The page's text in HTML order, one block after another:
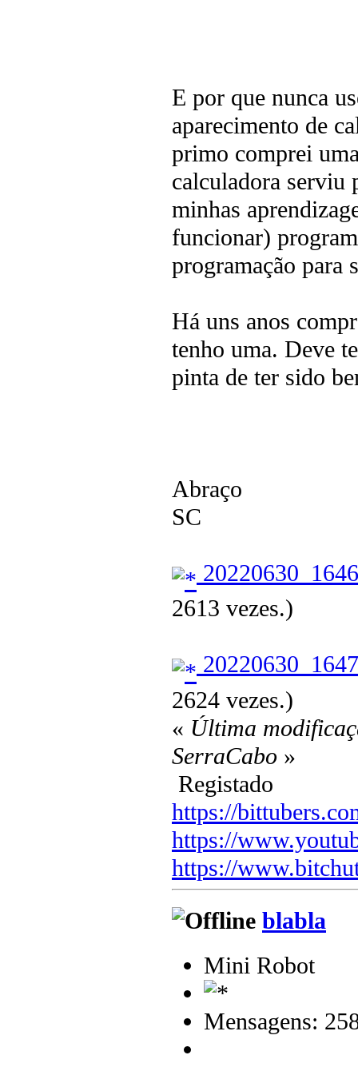
E por que nunca
aparecimento de
primo comprei
calculadora serviu
minhas
funcionar)
programação para
Há uns anos
tenho uma. Deve
pinta de ter sido
Abraço
SC
2613 vezes.)
2624 vezes.)
« Última
SerraCabo »
Registado
https://
https://
https://
blabla
Mini Robot
Mensagens: